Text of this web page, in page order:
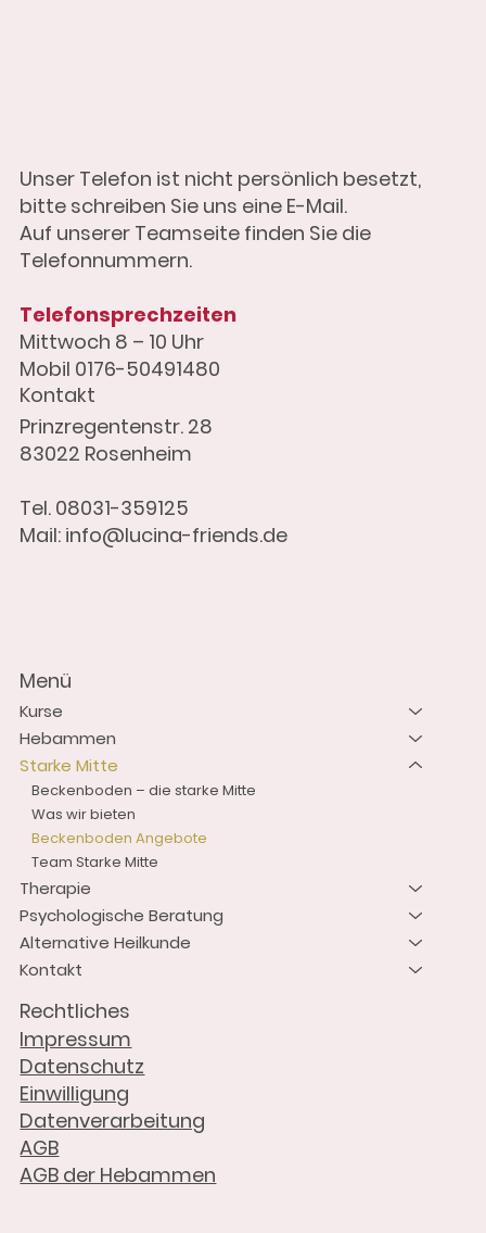
Unser Telefon ist nicht persönlich besetzt,
bitte schreiben Sie uns eine E-Mail.
Auf unserer Teamseite finden Sie die
Telefonnummern.
Telefonsprechzeiten
Mittwoch 8 – 10 Uhr
Mobil 0176-50491480
Kontakt
Prinzregentenstr. 28
83022 Rosenheim
Tel. 08031-359125
Mail: info@lucina-friends.de
Menü
Kurse
Hebammen
Starke Mitte
Beckenboden – die starke Mitte
Was wir bieten
Beckenboden Angebote
Team Starke Mitte
Therapie
Psychologische Beratung
Alternative Heilkunde
Kontakt
Rechtliches
Impressum
Datenschutz
Einwilligung
Datenverarbeitung
AGB
AGB der Hebammen